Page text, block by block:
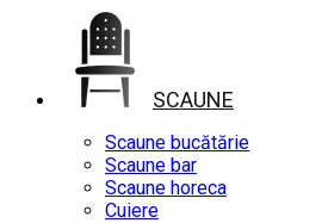
SCAUNE
Scaune bucătărie
Scaune bar
Scaune horeca
Cuiere